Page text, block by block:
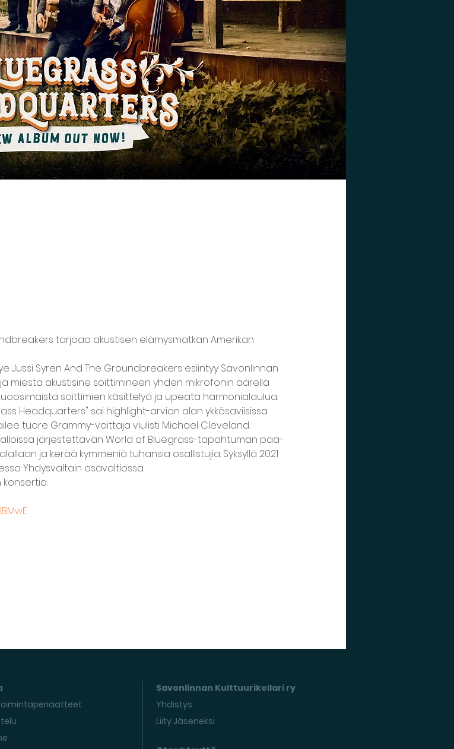
tarjoaa akustisen elämysmatkan Amerikan
Jussi Syren And The Groundbreakers esiintyy Savonlinnan
miestä akustisine soittimineen yhden mikrofonin äärellä
soittimien käsittelyä ja upeata harmonialaulua.
Headquarters" sai highlight-arvion alan ykkösaviisissa
tuore Grammy-voittaja viulisti Michael Cleveland.
järjestettävän World of Bluegrass-tapahtuman pää-
ja kerää kymmeniä tuhansia osallistujia. Syksyllä 2021
Yhdysvaltain osavaltiossa.
konsertia.
Savonlinnan Kulttuurikellari ry
Yhdistys
Liity Jäseneksi